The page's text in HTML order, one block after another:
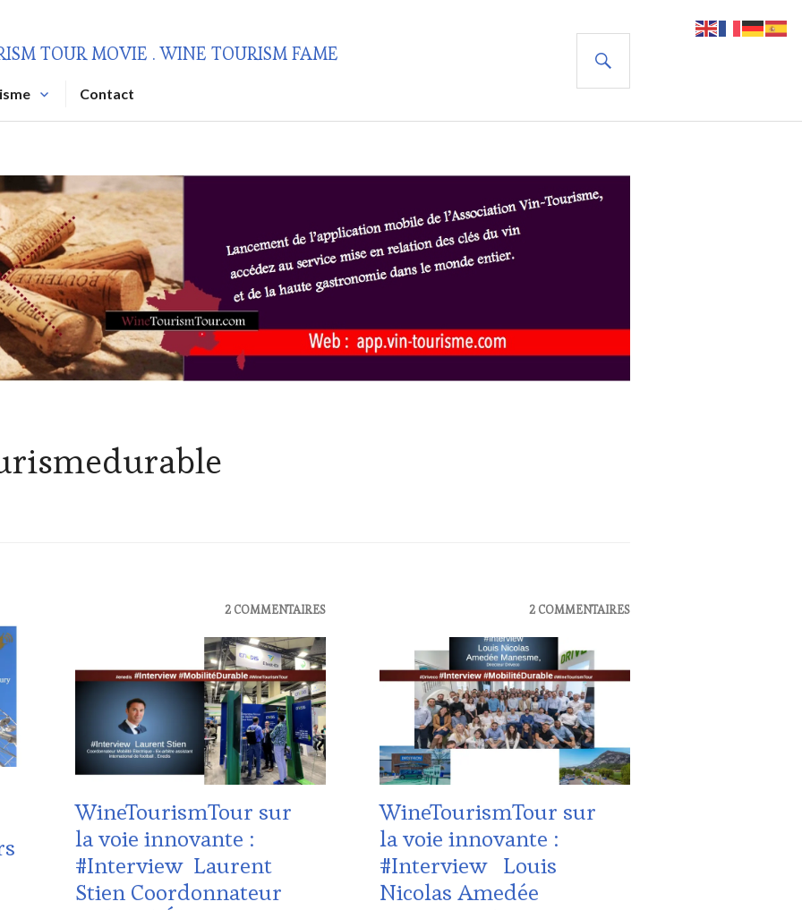
TOUR MOVIE . WINE TOURISM FAME
Contact
RADIO,
OENOTOURISME
SALONS
INTERNATIONAUX,
TASTING
VOUCHER,
WINE
TOURISM
FAME,
WINE
2 COMMENTAIRES
WineTourismTour sur
la voie innovante :
#Interview Laurent
Stien Coordonnateur
DU
LA
HAUTE
GASTRONOMIE
FRANÇAISE,
LIVE
STREAMING ,
MÉDIAS,
PRESSE
ÉCRITE,
2 COMMENTAIRES
WineTourismTour sur
la voie innovante :
#Interview Louis
Nicolas Amedée